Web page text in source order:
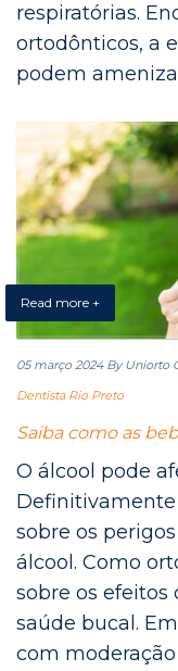
respiratórias.
ortodônticos, a
podem
Read more +
05 março 2024 By Uniorto
Dentista Rio Preto
Saiba como as
O álcool pode
Definitivamente
sobre os
álcool. Como
sobre os efeitos
saúde bucal.
com